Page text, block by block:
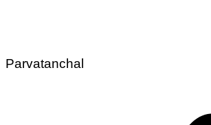
Parvatanchal